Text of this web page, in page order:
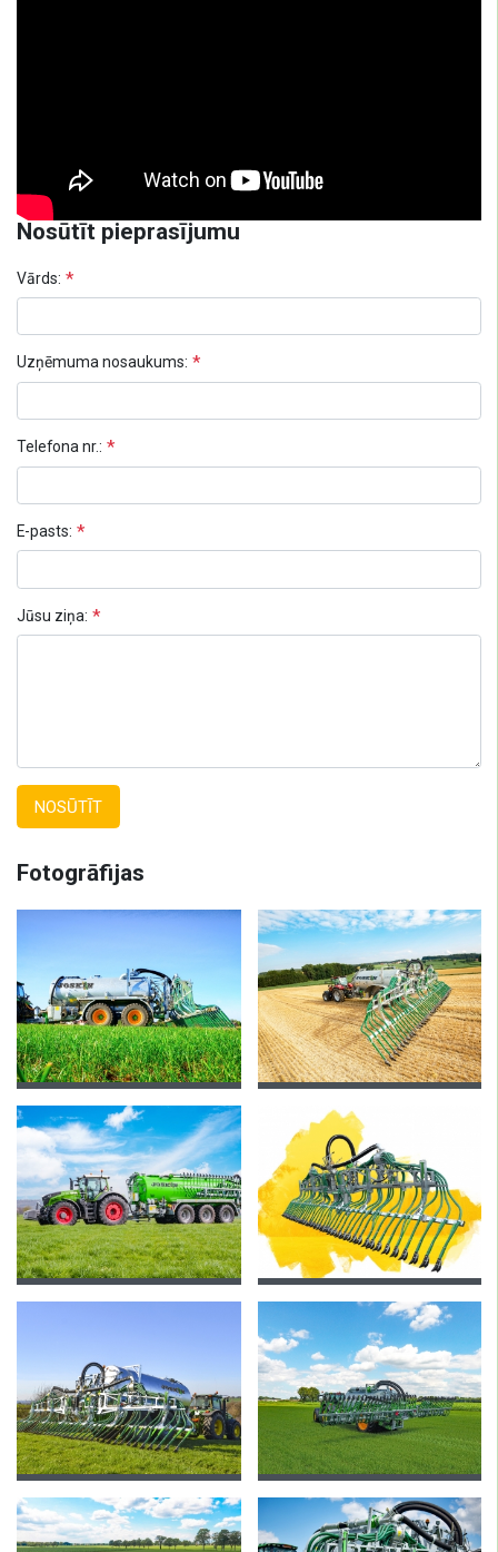
Nosūtīt pieprasījumu
Vārds:
Uzņēmuma nosaukums:
Telefona nr.:
E-pasts:
Jūsu ziņa:
NOSŪTĪT
Fotogrāfijas